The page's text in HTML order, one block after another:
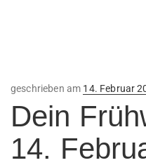
geschrieben am Veröffentlicht
am
14. Februar
Dein
14.